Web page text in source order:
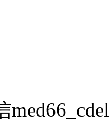
med66_cdel